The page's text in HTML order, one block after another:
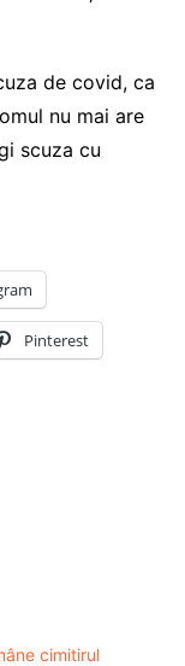
de covid, ca
nu mai are
scuza cu
Pinterest
cimitirul